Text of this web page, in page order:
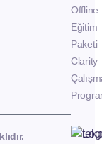
Offline
Eğitim
Paketi
Clarity